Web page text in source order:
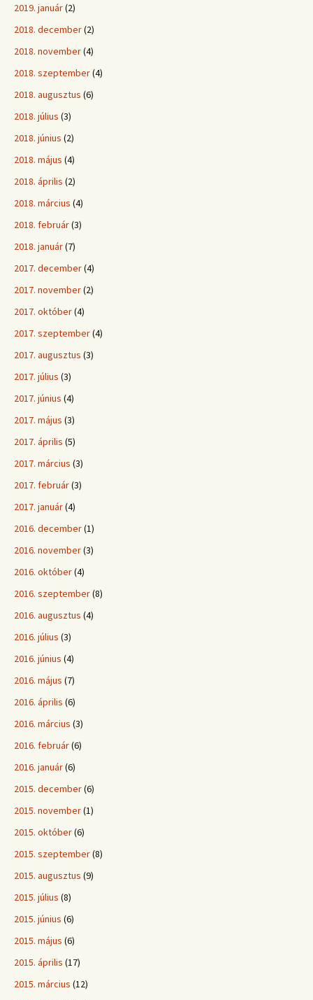
2019. január(2)
2018. december(2)
2018. november(4)
2018. szeptember(4)
2018. augusztus (6)
2018. július (3)
2018. június (2)
2018. május (4)
2018. április (2)
2018. március (4)
2018. február(3)
2018. január(7)
2017. december(4)
2017. november(2)
2017. október(4)
2017. szeptember(4)
2017. augusztus (3)
2017. július (3)
2017. június (4)
2017. május (3)
2017. április (5)
2017. március (3)
2017. február(3)
2017. január(4)
2016. december(1)
2016. november(3)
2016. október(4)
2016. szeptember(8)
2016. augusztus (4)
2016. július (3)
2016. június (4)
2016. május (7)
2016. április (6)
2016. március (3)
2016. február(6)
2016. január(6)
2015. december(6)
2015. november(1)
2015. október(6)
2015. szeptember(8)
2015. augusztus (9)
2015. július (8)
2015. június (6)
2015. május (6)
2015. április (17)
2015. március (12)